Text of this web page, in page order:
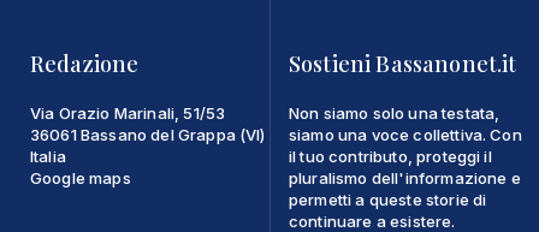
Redazione
Via Orazio Marinali, 51/53
36061 Bassano del Grappa (VI)
Italia
Google maps
Sostieni Bassanonet.it
Non siamo solo una testata,
siamo una voce collettiva. Con
il tuo contributo, proteggi il
pluralismo dell'informazione e
permetti a queste storie di
continuare a esistere.